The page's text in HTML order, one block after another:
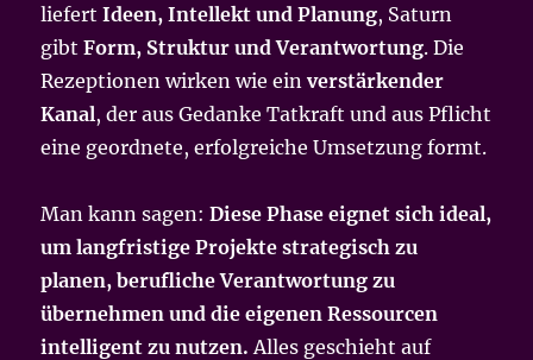
liefertIdeen, Intellekt und Planung, Saturn
gibtForm, Struktur und Verantwortung. Die
Rezeptionen wirken wie einverstärkender
Kanal, der aus Gedanke Tatkraft und aus Pflicht
eine geordnete, erfolgreiche Umsetzung formt.
Man kann sagen:Diese Phase eignet sich ideal,
um langfristige Projekte strategisch zu
planen, berufliche Verantwortung zu
übernehmen und die eigenen Ressourcen
intelligent zu nutzen. Alles geschieht auf